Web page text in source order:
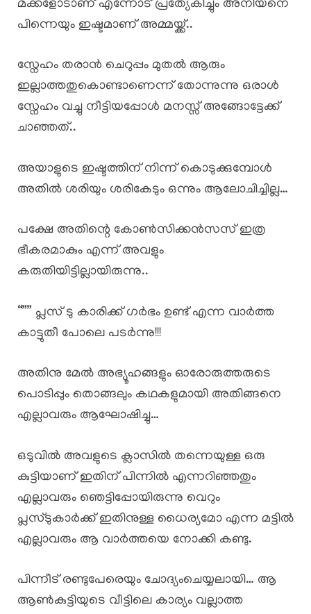
മക്കളോടാണ് എന്നോട് പ്രത്യേകിച്ചും അനിയനെ
പിന്നെയും ഇഷ്ടമാണ് അമ്മയ്ക്ക്..
സ്നേഹം തരാൻ ചെറുപ്പം മുതൽ ആരും
ഇല്ലാത്തതുകൊണ്ടാണെന്ന് തോന്നുന്നു ഒരാൾ
സ്നേഹം വച്ചു നീട്ടിയപ്പോൾ മനസ്സ് അങ്ങോട്ടേക്ക്
ചാഞ്ഞത്..
അയാളുടെ ഇഷ്ടത്തിന് നിന്ന് കൊടുക്കുമ്പോൾ
അതിൽ ശരിയും ശരികേടും ഒന്നും ആലോചിച്ചില്ല…
പക്ഷേ അതിന്റെ കോൺസിക്കൻസസ് ഇത്ര
ഭീകരമാകും എന്ന് അവളും
കരുതിയിട്ടില്ലായിരുന്നു..
“”” പ്ലസ് ടു കാരിക്ക് ഗർഭം ഉണ്ട് എന്ന വാർത്ത
കാട്ടുതീ പോലെ പടർന്നു!!!
അതിനു മേൽ അഭ്യൂഹങ്ങളും ഓരോരുത്തരുടെ
പൊടിപ്പും തൊങ്ങലും കഥകളുമായി അതിങ്ങനെ
എല്ലാവരും ആഘോഷിച്ചു…
ഒടുവിൽ അവളുടെ ക്ലാസിൽ തന്നെയുള്ള ഒരു
കുട്ടിയാണ് ഇതിന് പിന്നിൽ എന്നറിഞ്ഞതും
എല്ലാവരും ഞെട്ടിപ്പോയിരുന്നു വെറും
പ്ലസ്ടുകാർക്ക് ഇതിനുള്ള ധൈര്യമോ എന്ന മട്ടിൽ
എല്ലാവരും ആ വാർത്തയെ നോക്കി കണ്ടു.
പിന്നീട് രണ്ടുപേരെയും ചോദ്യംചെയ്യലായി… ആ
ആൺകുട്ടിയുടെ വീട്ടിലെ കാര്യം വല്ലാത്ത